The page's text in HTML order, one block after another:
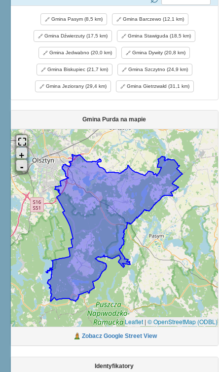
Gmina Pasym (8,5 km) Gmina Barczewo (12,1 km)
Gmina Dźwierzuty (17,5 km) Gmina Stawiguda (18,5 km)
Gmina Jedwabno (20,0 km) Gmina Dywity (20,8 km)
Gmina Biskupiec (21,7 km) Gmina Szczytno (24,9 km)
Gmina Jeziorany (29,4 km) Gmina Gietrzwałd (31,1 km)
Gmina Purda na mapie
Leaflet | © OpenStreetMap (ODBL)
Zobacz Google Street View
Identyfikatory